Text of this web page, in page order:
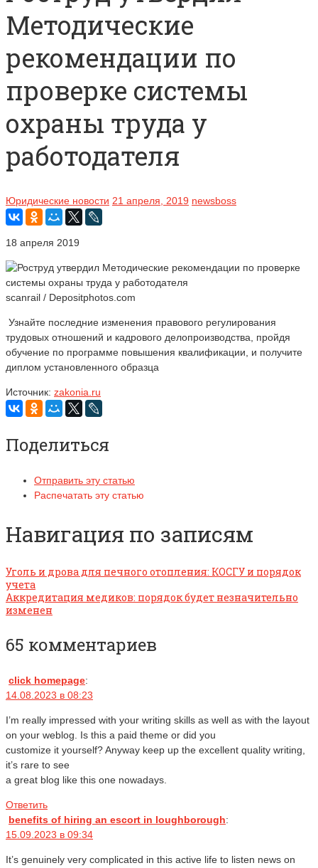
Методические
рекомендации по
проверке системы
охраны труда у
работодателя
Юридические новости 21 апреля, 2019 newsboss
18 апреля 2019
scanrail / Depositphotos.com
Узнайте последние изменения правового регулирования
трудовых отношений и кадрового делопроизводства, пройдя
обучение по программе повышения квалификации, и получите
диплом установленного образца
Источник: zakonia.ru
Поделиться
Отправить эту статью
Распечатать эту статью
Навигация по записям
Уголь и дрова для печного отопления: КОСГУ и порядок
учета
Аккредитация медиков: порядок будет незначительно
изменен
65 комментариев
click homepage:
14.08.2023 в 08:23
I’m really impressed with your writing skills as well as with the layout
on your weblog. Is this a paid theme or did you
customize it yourself? Anyway keep up the excellent quality writing,
it’s rare to see
a great blog like this one nowadays.
Ответить
benefits of hiring an escort in loughborough:
15.09.2023 в 09:34
It’s genuinely very complicated in this active life to listen news on